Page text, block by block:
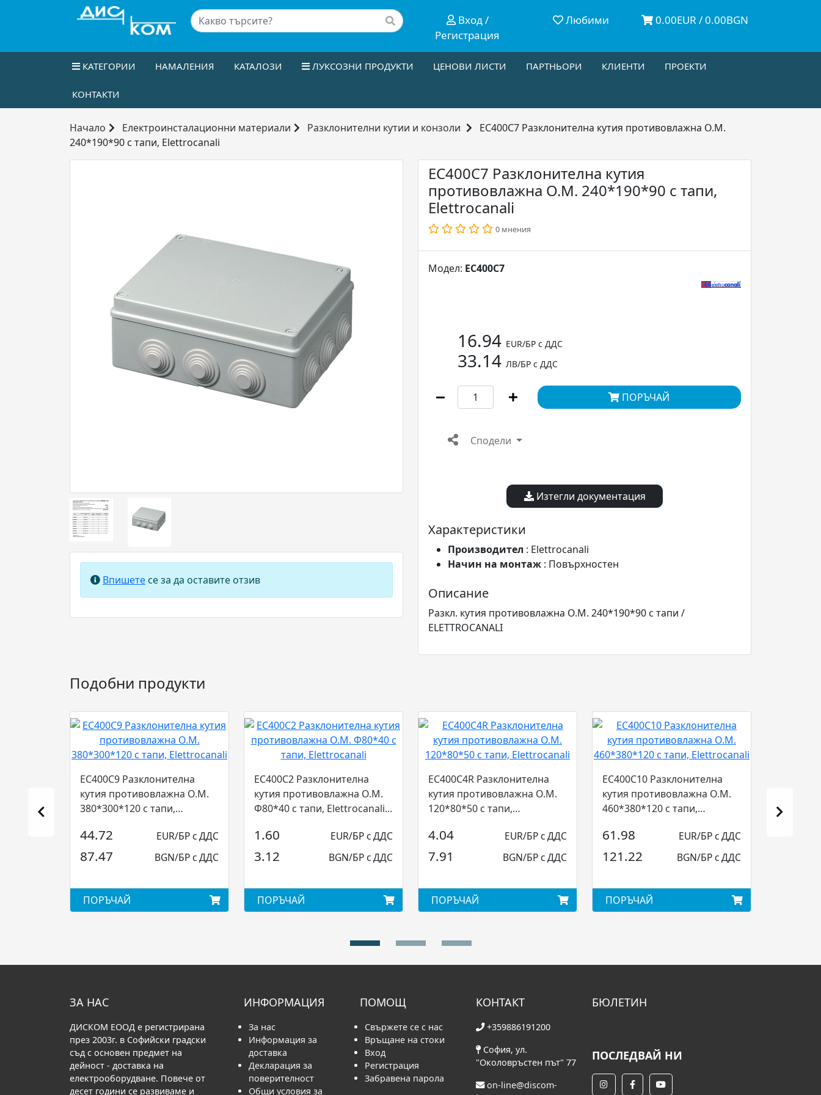
Вход /
Регистрация
Любими 0.00EUR / 0.00BGN
КАТЕГОРИИ НАМАЛЕНИЯ КАТАЛОЗИ ЛУКСОЗНИ ПРОДУКТИ ЦЕНОВИ ЛИСТИ ПАРТНЬОРИ КЛИЕНТИ ПРОЕКТИ
КОНТАКТИ
Начало Електроинсталационни материали Разклонителни кутии и конзоли
EC400C7 Разклонителна кутия противовлажна О.М.
240*190*90 с тапи, Elettrocanali
Впишете се за да оставите отзив
EC400C7 Разклонителна кутия
противовлажна О.М. 240*190*90 с тапи,
Elettrocanali
0 мнения
Модел: ЕС400С7
16.94 EUR/БР с ДДС
33.14 ЛВ/БР с ДДС
ПОРЪЧАЙ
Сподели
Изтегли документация
Характеристики
Производител : Elettrocanali
Начин на монтаж : Повърхностен
Описание
Разкл. кутия противовлажна О.М. 240*190*90 с тапи /
ELETTROCANALI
Подобни продукти
EC400C9 Разклонителна
кутия противовлажна О.М.
380*300*120 с тапи,
44.72 EUR/БР с ДДС
87.47 BGN/БР с ДДС
ПОРЪЧАЙ
EC400C2 Разклонителна
кутия противовлажна О.М.
Ф80*40 с тапи, Elettrocanali...
1.60 EUR/БР с ДДС
3.12 BGN/БР с ДДС
ПОРЪЧАЙ
EC400C4R Разклонителна
кутия противовлажна О.М.
120*80*50 с тапи,
4.04 EUR/БР с ДДС
7.91 BGN/БР с ДДС
ПОРЪЧАЙ
EC400C10 Разклонителна
кутия противовлажна О.М.
460*380*120 с тапи,
61.98 EUR/БР с ДДС
121.22 BGN/БР с ДДС
ПОРЪЧАЙ
ЗА НАС
ДИСКОМ ЕООД е регистрирана
през 2003г. в Софийски градски
съд с основен предмет на
дейност - доставка на
електрооборудване. Повече от
десет години се развиваме и
ИНФОРМАЦИЯ
За нас
Информация за
доставка
Декларация за
поверителност
Общи условия за
ПОМОЩ
Свържете се с нас
Връщане на стоки
Вход
Регистрация
Забравена парола
КОНТАКТ
+359886191200
София, ул.
"Околовръстен път" 77
on-line@discom-
БЮЛЕТИН
ПОСЛЕДВАЙ НИ